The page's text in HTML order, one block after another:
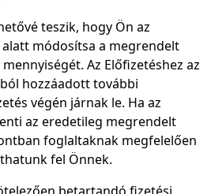
teszik, hogy Ön az
módosítsa a megrendelt
Az Előfizetéshez az
hozzáadott további
végén járnak le. Ha az
az eredetileg megrendelt
foglaltaknak megfelelően
fel Önnek.